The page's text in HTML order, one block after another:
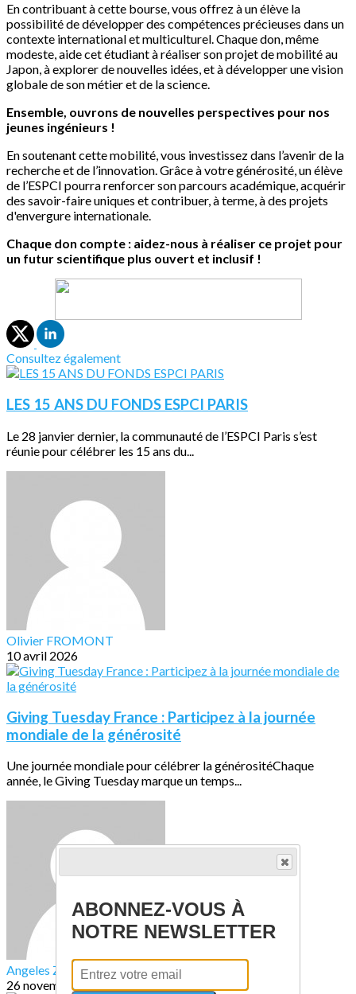
En contribuant à cette bourse, vous offrez à un élève la
possibilité de développer des compétences précieuses dans un
contexte international et multiculturel. Chaque don, même
modeste, aide cet étudiant à réaliser son projet de mobilité au
Japon, à explorer de nouvelles idées, et à développer une vision
globale de son métier et de la science.
Ensemble, ouvrons de nouvelles perspectives pour nos
jeunes ingénieurs !
En soutenant cette mobilité, vous investissez dans l’avenir de la
recherche et de l’innovation. Grâce à votre générosité, un élève
de l’ESPCI pourra renforcer son parcours académique, acquérir
des savoir-faire uniques et contribuer, à terme, à des projets
d'envergure internationale.
Chaque don compte : aidez-nous à réaliser ce projet pour
un futur scientifique plus ouvert et inclusif !
Consultez également
LES 15 ANS DU FONDS ESPCI PARIS
Le 28 janvier dernier, la communauté de l’ESPCI Paris s’est
réunie pour célébrer les 15 ans du...
Olivier FROMONT
10 avril 2026
Giving Tuesday France : Participez à la journée
mondiale de la générosité
Une journée mondiale pour célébrer la générositéChaque
année, le Giving Tuesday marque un temps...
Angeles ZAGAL
26 novembre 2025
ABONNEZ-VOUS À
NOTRE NEWSLETTER